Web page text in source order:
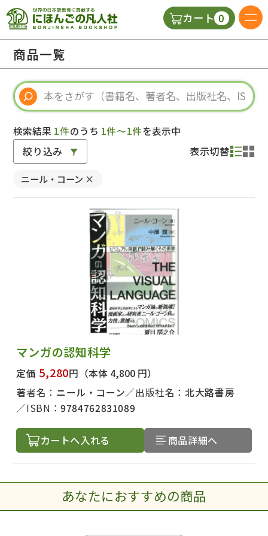
カート 0
視聴覚・補助教材
教師用参考書
商品一覧
検索結果 1件のうち 1件～1件を表示中
絞り込み 表示切替
ニール・コーン ×
マンガの認知科学
定価 5,280円 （本体 4,800 円）
著者名： ニール・コーン 出版社名：北大路書房
ISBN：9784762831089
カートへ入れる 商品詳細へ
あなたにおすすめの商品